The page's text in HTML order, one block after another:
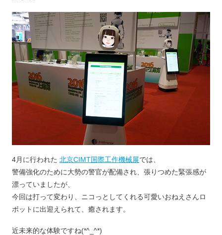
4月に行われた 北京CIMT国際工作機械展では、
警備強化のために大勢の警官が配備され、張りつめた緊張感が
漂っていましたが、
今回は打って変わり、ニコっとしてくれる可愛いおねえさんロ
ボットに出迎えられて、癒されます。
近未来的な体験ですね(*^_^*)